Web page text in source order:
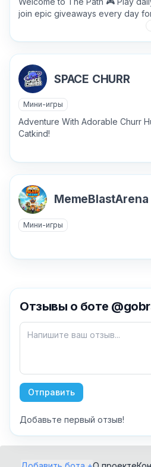
Как добавить бота?
join epic giveaways every day
SPACE CHURR
Мини-игры
Adventure With Adorable Churr
Catkind!
MemeBlastArena
Мини-игры
Отзывы о боте
Отправить
Добавьте первый отзыв!